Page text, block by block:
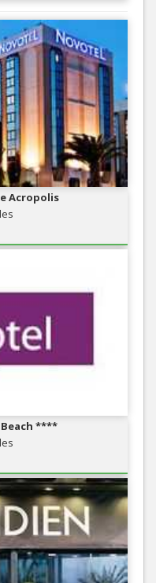
Acropolis
Beach ****